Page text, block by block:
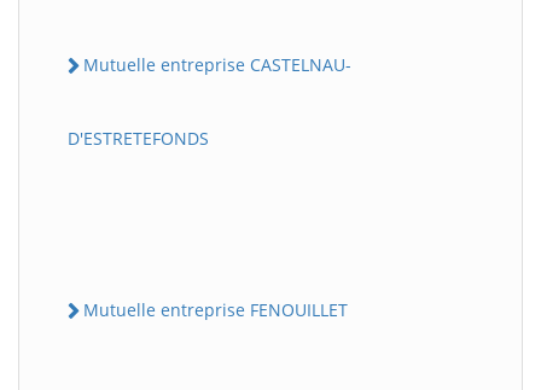
Mutuelle entreprise CASTELNAU-
D'ESTRETEFONDS
Mutuelle entreprise FENOUILLET